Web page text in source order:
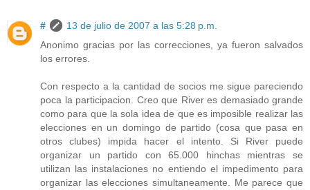
#
13 de julio de 2007 a las 5:28 p.m.
Anonimo gracias por las correcciones, ya fueron salvados
los errores.
Con respecto a la cantidad de socios me sigue pareciendo
poca la participacion. Creo que River es demasiado grande
como para que la sola idea de que es imposible realizar las
elecciones en un domingo de partido (cosa que pasa en
otros clubes) impida hacer el intento. Si River puede
organizar un partido con 65.000 hinchas mientras se
utilizan las instalaciones no entiendo el impedimento para
organizar las elecciones simultaneamente. Me parece que